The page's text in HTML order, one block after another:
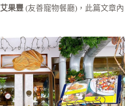
艾果豐 (友善寵物餐廳)，此篇文章內